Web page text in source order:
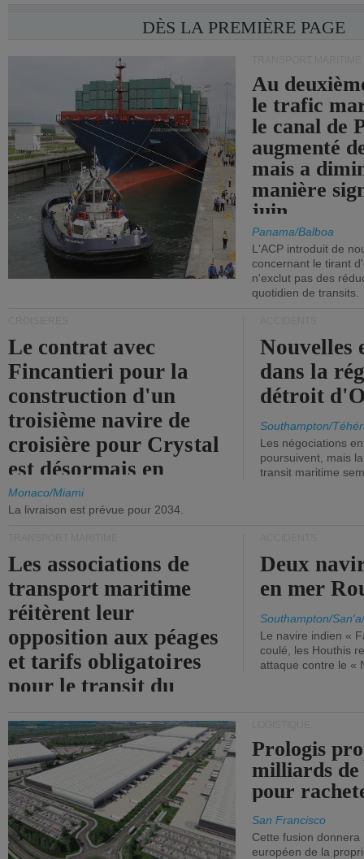
DÈS LA PREMIÈRE PAGE
Au
le trafic
le canal de
augmenté
mais a
manière
juin.
Panama/Balboa
L'ACP introduit de
concernant le tirant
n'exclut pas des
quotidien de transits.
Le contrat avec
Fincantieri pour la
construction d'un
troisième navire de
croisière pour Crystal
est désormais en
vigueur.
Monaco/Miami
La livraison est prévue pour 2034.
Nouvelles
dans la
détroit
Southampton/
Les négociations
poursuivent, mais
transit maritime
Les associations de
transport maritime
réitèrent leur
opposition aux péages
et tarifs obligatoires
pour le transit du
Deux
en mer
Southampton/
Le navire indien «
coulé, les Houthis
attaque contre le «
Prologis
milliards
pour
San Francisco
Cette fusion
européen de la